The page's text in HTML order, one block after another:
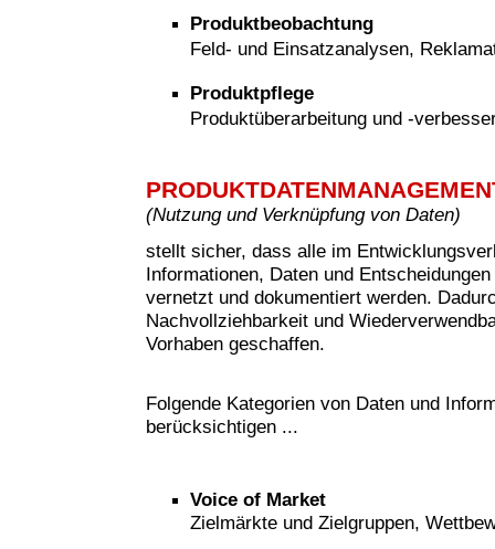
Produktbeobachtung
Feld- und Einsatzanalysen,
Produktpflege
Produktüberarbeitung und -
(Nutzung und Verknüpfung von Daten)
stellt sicher, dass alle im
Informationen, Daten und
vernetzt und dokumentiert werden.
Nachvollziehbarkeit und
Vorhaben geschaffen.
Folgende Kategorien von Daten und
berücksichtigen ...
Voice of Market
Zielmärkte und Zielgruppen,